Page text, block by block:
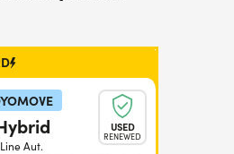
USED
RENEWED
Aut.